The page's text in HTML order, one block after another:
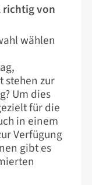
richtig von
wählen
stehen zur
Um dies
für die
in einem
Verfügung
gibt es